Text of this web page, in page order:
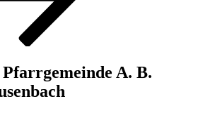
A. B.